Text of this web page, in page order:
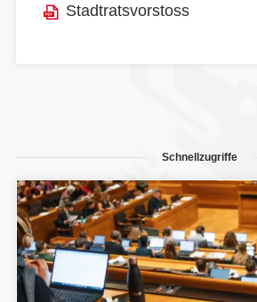
Stadtratsvorstoss
Schnellzugriffe